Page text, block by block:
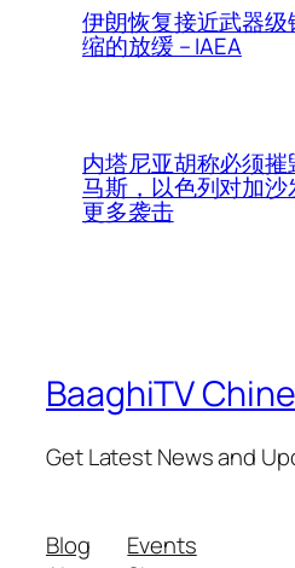
伊朗恢复接近武器级
缩的放缓 – IAEA
内塔尼亚胡称必须摧
马斯，以色列对加沙
更多袭击
BaaghiTV
Get Latest News and
Blog
Events